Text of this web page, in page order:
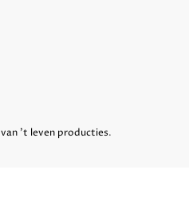
van 't leven producties.